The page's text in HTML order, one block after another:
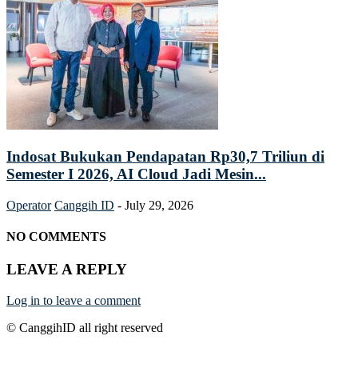
Indosat Bukukan Pendapatan Rp30,7 Triliun di
Semester I 2026, AI Cloud Jadi Mesin...
Operator Canggih ID - July 29, 2026
NO COMMENTS
LEAVE A REPLY
Log in to leave a comment
© CanggihID all right reserved